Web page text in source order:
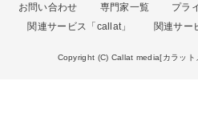
お問い合わせ
専門家一覧
プラ
関連サービス「callat」
関連サー
Copyright (C) Callat media[カラット